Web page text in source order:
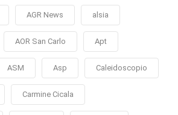
AGR News alsia
AOR San Carlo Apt
ASM Asp Caleidoscopio
Carmine Cicala